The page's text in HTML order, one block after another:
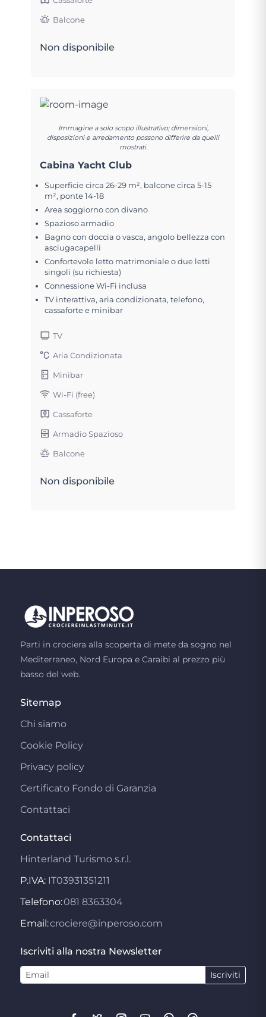
Balcone
Non disponibile
Immagine a solo scopo illustrativo; dimensioni,
disposizioni e arredamento possono differire da quelli
mostrati.
Cabina Yacht Club
Superficie circa 26-29 m², balcone circa 5-15
m², ponte 14-18
Area soggiorno con divano
Spazioso armadio
Bagno con doccia o vasca, angolo bellezza con
asciugacapelli
Confortevole letto matrimoniale o due letti
singoli (su richiesta)
Connessione Wi-Fi inclusa
TV interattiva, aria condizionata, telefono,
cassaforte e minibar
TV
Aria Condizionata
Minibar
Wi-Fi (free)
Cassaforte
Armadio Spazioso
Balcone
Non disponibile
Parti in crociera alla scoperta di mete da sogno nel
Mediterraneo, Nord Europa e Caraibi al prezzo più
basso del web.
Sitemap
Chi siamo
Cookie Policy
Privacy policy
Certificato Fondo di Garanzia
Contattaci
Contattaci
Hinterland Turismo s.r.l.
P.IVA: IT03931351211
Telefono:081 8363304
Email:crociere@inperoso.com
Iscriviti alla nostra Newsletter
Iscriviti